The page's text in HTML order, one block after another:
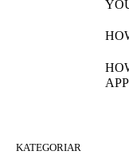
KATEGORIAR